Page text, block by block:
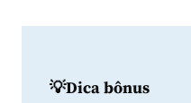
💡Dica bônus